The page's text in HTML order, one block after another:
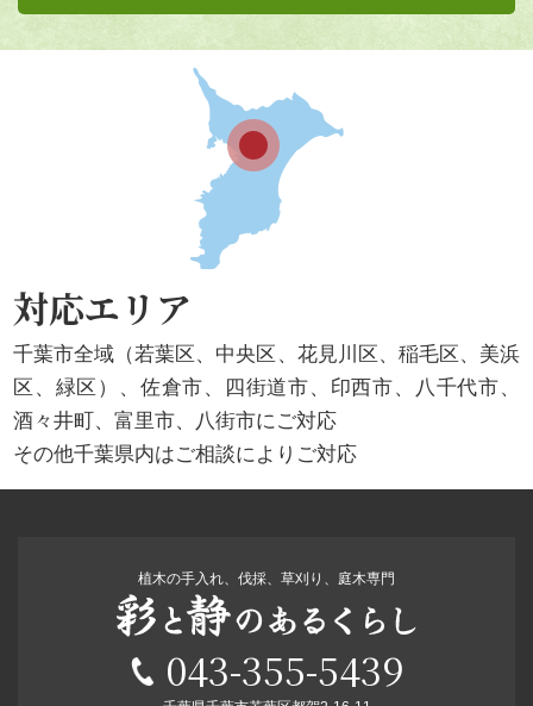
対応エリア
千葉市全域（若葉区、中央区、花見川区、稲毛区、美浜
区、緑区）、佐倉市、四街道市、印西市、八千代市、
酒々井町、富里市、八街市にご対応
その他千葉県内はご相談によりご対応
植木の手入れ、伐採、草刈り、庭木専門
043-355-5439